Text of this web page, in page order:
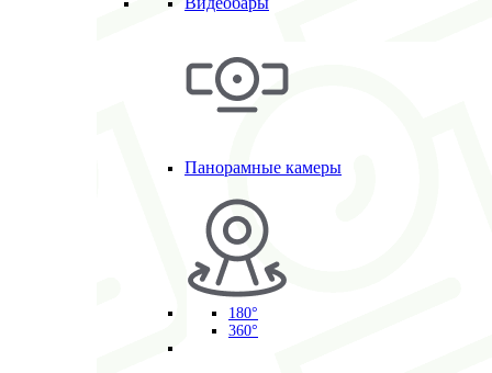
Панорамные камеры
180°
360°